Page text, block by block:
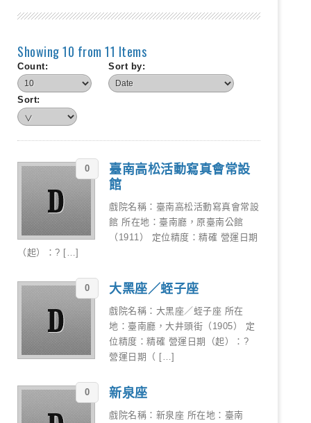
Showing 10 from 11 Items
Count: Sort by:
Sort:
0
臺南高松活動寫真會常設
館
戲院名稱：臺南高松活動寫真會常設
館 所在地：臺南廳，原臺南公館
（1911） 定位精度：精確 營運日期
（起）：? […]
0 大黑座／蛭子座
戲院名稱：大黑座／蛭子座 所在
地：臺南廳，大井頭街（1905） 定
位精度：精確 營運日期（起）：?
營運日期（ […]
0 新泉座
戲院名稱：新泉座 所在地：臺南